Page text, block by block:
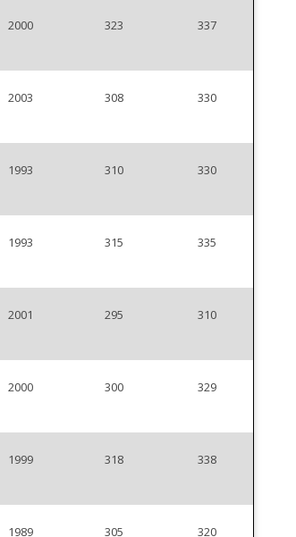
2000 323 337
2003 308 330
1993 310 330
1993 315 335
2001 295 310
2000 300 329
1999 318 338
1989 305 320